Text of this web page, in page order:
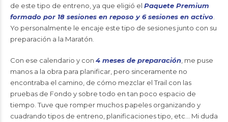
de este tipo de entreno, ya que eligió el Paquete Premium
formado por 18 sesiones en reposo y 6 sesiones en activo
Yo personalmente le encaje este tipo de sesiones junto con su
preparación a la Maratón.
Con ese calendario y con 4 meses de preparación , me puse
manos a la obra para planificar, pero sinceramente no
encontraba el camino, de cómo mezclar el Trail con las
pruebas de Fondo y sobre todo en tan poco espacio de
tiempo. Tuve que romper muchos papeles organizando y
cuadrando tipos de entreno, planificaciones tipo, etc… Mi duda